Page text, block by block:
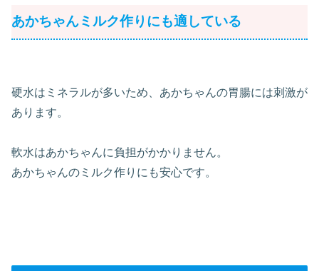
あかちゃんミルク作りにも適している
硬水はミネラルが多いため、あかちゃんの胃腸には刺激が
あります。
軟水はあかちゃんに負担がかかりません。
あかちゃんのミルク作りにも安心です。